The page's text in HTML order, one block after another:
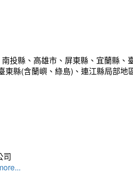
投縣、高雄市、屏東縣、宜蘭縣
縣(含蘭嶼、綠島)、連江縣局部
司